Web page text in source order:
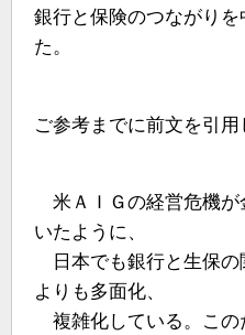
銀行と保険のつながり
た。
ご参考までに前文を引用
米ＡＩＧの経営危機が
いたように、
日本でも銀行と生保の
よりも多面化、
複雑化している。この